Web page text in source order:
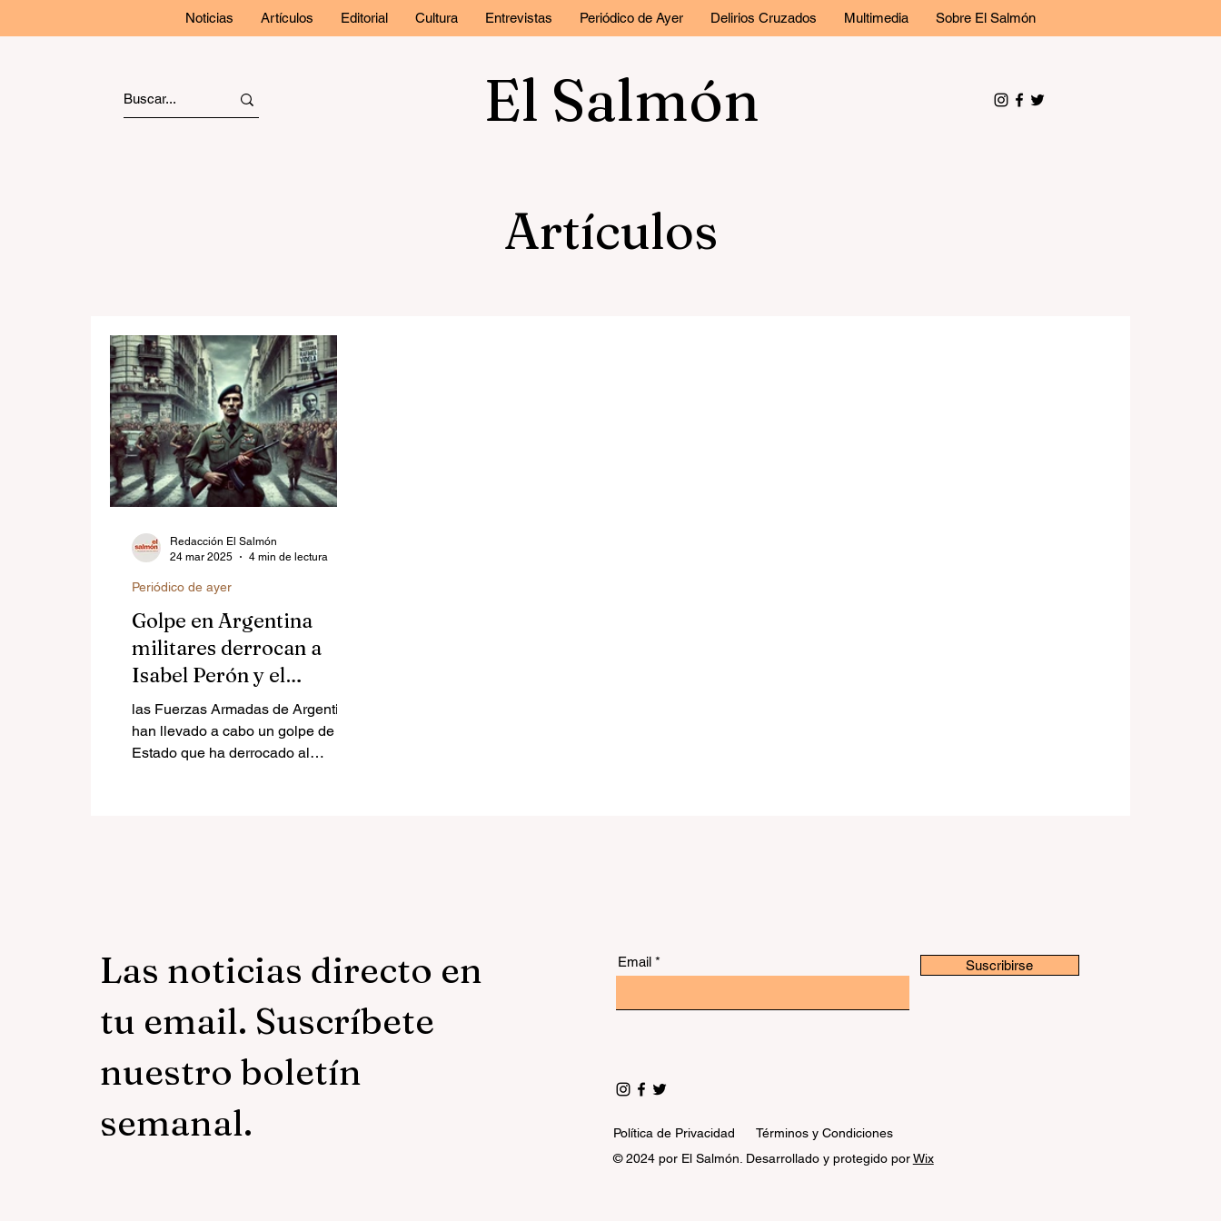
Noticias Artículos Editorial Cultura Entrevistas Periódico de Ayer Delirios Cruzados Multimedia Sobre El Salmón
El Salmón
Artículos
Golpe en Argentina
militares derrocan a
Isabel Perón y el
fascismo se impone
las Fuerzas Armadas de Argentina
han llevado a cabo un golpe de
Estado que ha derrocado al
Periódico de ayer
Redacción El Salmón
24 mar 2025
4 min de lectura
Las noticias directo en
tu email. Suscríbete
nuestro boletín
semanal.
Email Suscribirse
Política de Privacidad
Términos y Condiciones
© 2024 por El Salmón. Desarrollado y protegido porWix